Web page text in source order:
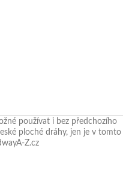
používat i bez předchozího
ploché dráhy, jen je v tomto
Z.cz